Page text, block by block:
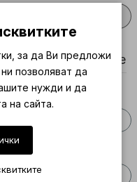
за връщане
за да Ви предложи
позволяват да
нужди и да
на сайта.